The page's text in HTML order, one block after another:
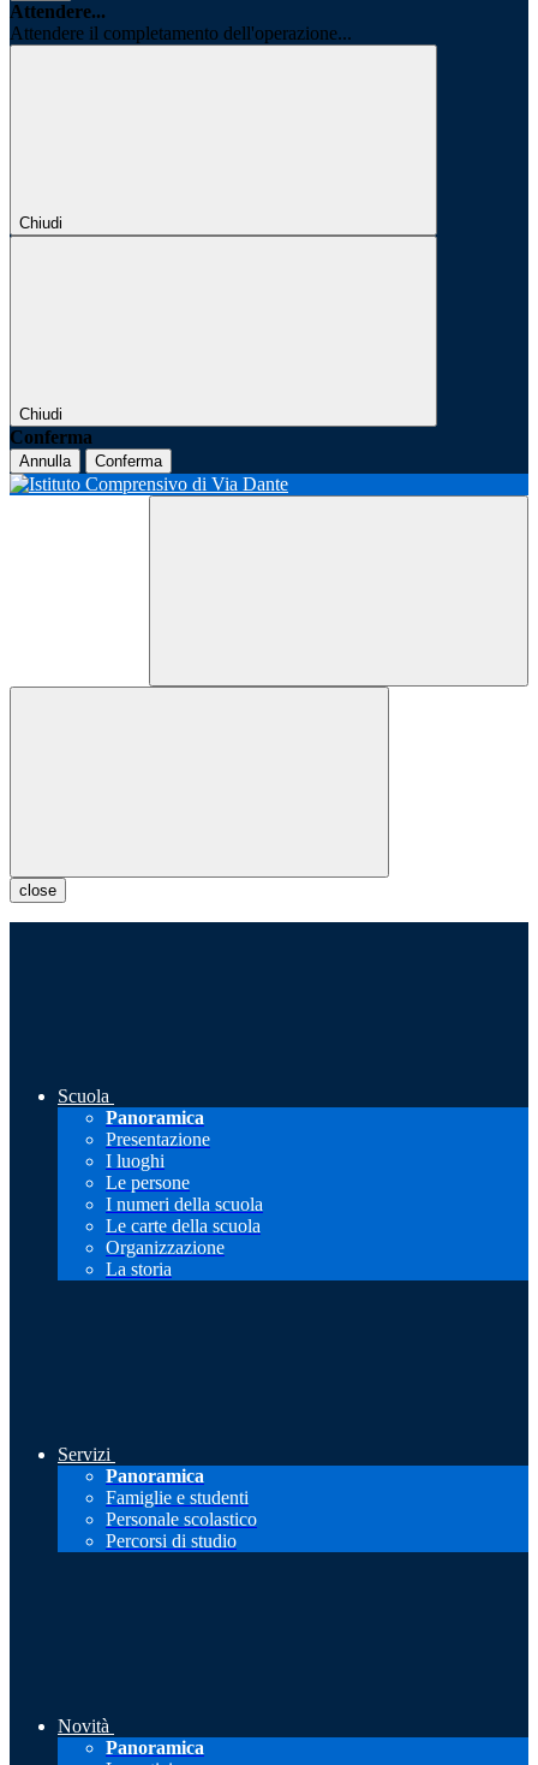
Attendere...
Attendere il completamento dell'operazione...
Chiudi
Chiudi
Conferma
Annulla Conferma
close
Scuola
Panoramica
Presentazione
I luoghi
Le persone
I numeri della scuola
Le carte della scuola
Organizzazione
La storia
Servizi
Panoramica
Famiglie e studenti
Personale scolastico
Percorsi di studio
Novità
Panoramica